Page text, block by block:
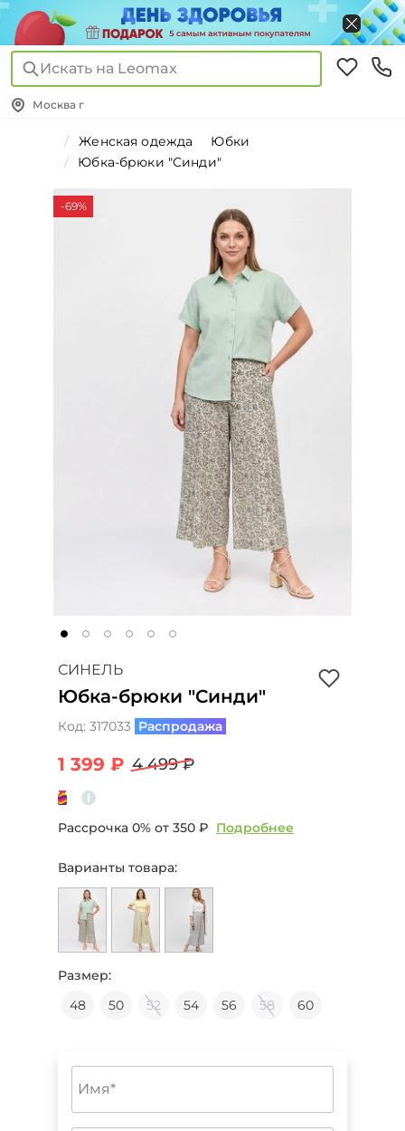
Искать на Leomax
Москва г
Женская одежда
Юбки
Юбка-брюки "Синди"
-69%
СИНЕЛЬ
Юбка-брюки "Синди"
Код: 317033 Распродажа
1 399 ₽ 4 499 ₽
Рассрочка 0% от 350 ₽ Подробнее
Варианты товара:
Размер:
48
50 52 54 56 58 60